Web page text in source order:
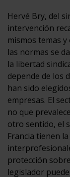
Hervé Bry, del
intervención
mismos temas
las normas se
la libertad
depende de los
han sido
empresas. El
no que
otro sentido, el
Francia tienen
protección
legislador